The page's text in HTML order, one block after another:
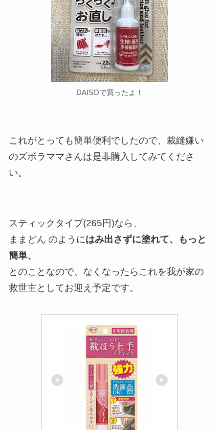
DAISOで買ったよ！
これがとっても簡単便利でしたので、裁縫嫌い
のズボラママさんは是非購入してみてくださ
い。
スティックタイプ(265円)なら、
ままどん のようにはみ出さずに塗れて、もっと
簡単、
とのことなので、なくなったらこれを我が家の
救世主としてお迎え予定です。